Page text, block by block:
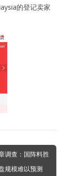
的登记卖家
调查：国阵料胜
规模难以预测